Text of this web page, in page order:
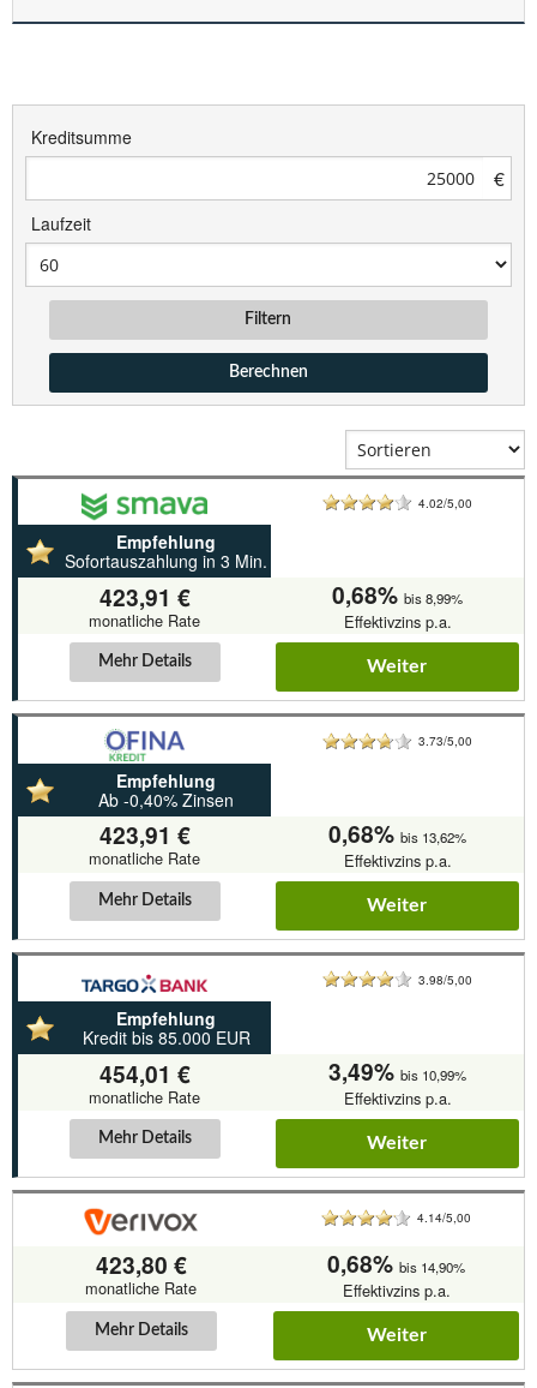
Kreditsumme
€
Laufzeit
Filtern
Berechnen
4.02/5,00
423,91 €
monatliche Rate
0,68% bis 8,99%
Effektivzins p.a.
Empfehlung
Sofortauszahlung in 3 Min.
Mehr Details Weiter
3.73/5,00
423,91 €
monatliche Rate
0,68% bis 13,62%
Effektivzins p.a.
Empfehlung
Ab -0,40% Zinsen
Mehr Details Weiter
3.98/5,00
454,01 €
monatliche Rate
3,49% bis 10,99%
Effektivzins p.a.
Empfehlung
Kredit bis 85.000 EUR
Mehr Details Weiter
4.14/5,00
423,80 €
monatliche Rate
0,68% bis 14,90%
Effektivzins p.a.
Mehr Details Weiter